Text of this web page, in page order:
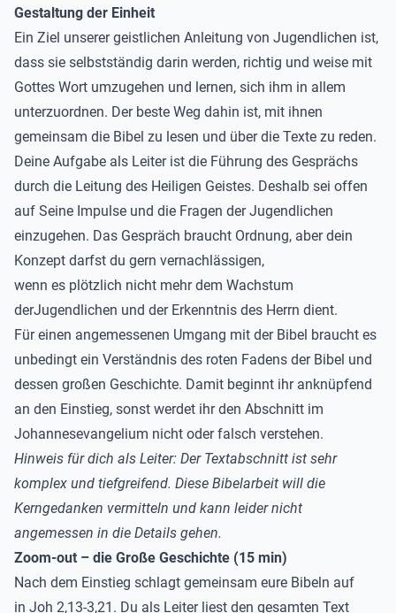
Gestaltung der Einheit
Ein Ziel unserer geistlichen Anleitung von Jugendlichen ist,
dass sie selbstständig darin werden, richtig und weise mit
Gottes Wort umzugehen und lernen, sich ihm in allem
unterzuordnen. Der beste Weg dahin ist, mit ihnen
gemeinsam die Bibel zu lesen und über die Texte zu reden.
Deine Aufgabe als Leiter ist die Führung des Gesprächs
durch die Leitung des Heiligen Geistes. Deshalb sei offen
auf Seine Impulse und die Fragen der Jugendlichen
einzugehen. Das Gespräch braucht Ordnung, aber dein
Konzept darfst du gern vernachlässigen,
wenn es plötzlich nicht mehr dem Wachstum
derJugendlichen und der Erkenntnis des Herrn dient.
Für einen angemessenen Umgang mit der Bibel braucht es
unbedingt ein Verständnis des roten Fadens der Bibel und
dessen großen Geschichte. Damit beginnt ihr anknüpfend
an den Einstieg, sonst werdet ihr den Abschnitt im
Johannesevangelium nicht oder falsch verstehen.
Hinweis für dich als Leiter: Der Textabschnitt ist sehr
komplex und tiefgreifend. Diese Bibelarbeit will die
Kerngedanken vermitteln und kann leider nicht
angemessen in die Details gehen.
Zoom-out – die Große Geschichte (15 min)
Nach dem Einstieg schlagt gemeinsam eure Bibeln auf
in Joh 2,13-3,21. Du als Leiter liest den gesamten Text